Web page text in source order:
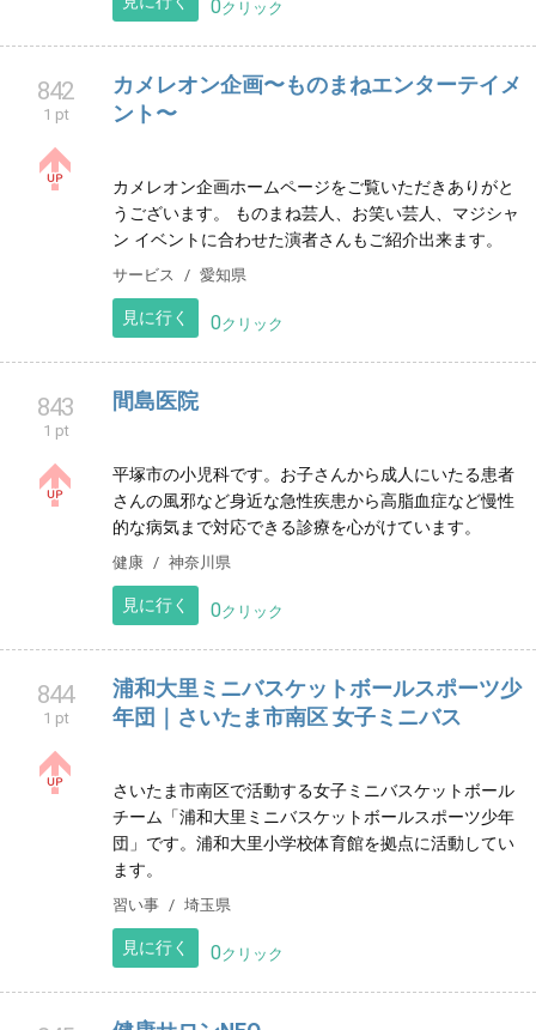
本棚の隙間、レコードの穴のむこう、或いは、あなた
のみみたぶのかげ。 273Hzの空耳が きこえますか？
アーティスト 東京都
見に行く
カメレオン企画〜ものまねエンターテイメ
ント〜
カメレオン企画ホームページをご覧いただきありがと
うございます。 ものまね芸人、お笑い芸人、マジシャ
ン イベントに合わせた演者さんもご紹介出来ます。
サービス
間島医院
平塚市の小児科です。お子さんから成人にいたる患者
さんの風邪など身近な急性疾患から高脂血症など慢性
健康 神奈川県
見に行く 0クリック
浦和大里ミニバスケットボールスポーツ少
年団｜さいたま市南区 女子ミニバス